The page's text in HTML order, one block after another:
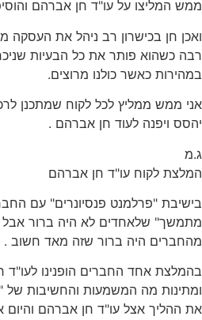
ממש המליצו על עו"ד חן אברהם
רבה כשהוא פותר את כל הבעיות
במהירות כאשר כולנו מרוצים.
אני ממש ממליץ לכל לקוח שמתכנן
יהסס ויפנה לעוד חן אברהם .
ג.מ
המלצת לקוח עו"ד חן אברהם
בישיבת "פרלמנט פנסיונרים" עם
מתמשך" שלאחדים לא היה ברור אבל
מהחברים היה ברור שזה מאד חשוב .
בהמלצת אחד החברים הופנינו
ומתינות מה המשמעות והחשיבות של
את ההליך אצל עו"ד חן אברהם והיום